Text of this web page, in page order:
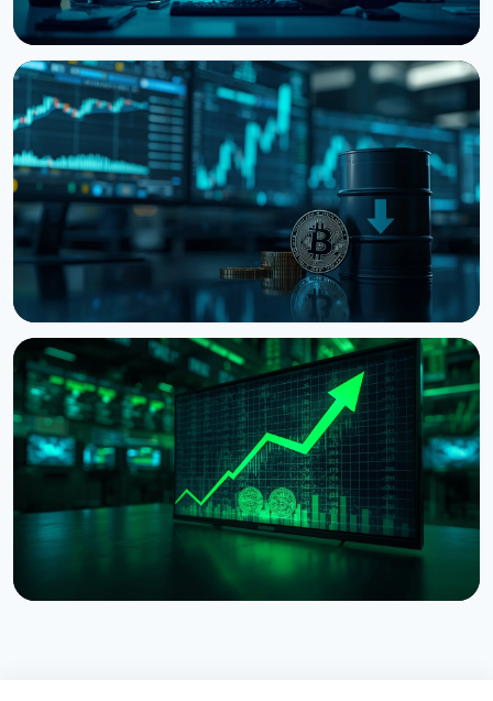
НОВОСТЬ
Киты наращивают BTC, ETH и XRP: CryptoQuant
видит финал медвежьего рынка
6 августа 2026 г.3 мин чтения
НОВОСТЬ
Bitcoin застрял на $64 000 несмотря на рекорды
фондового рынка
5 августа 2026 г.4 мин чтения